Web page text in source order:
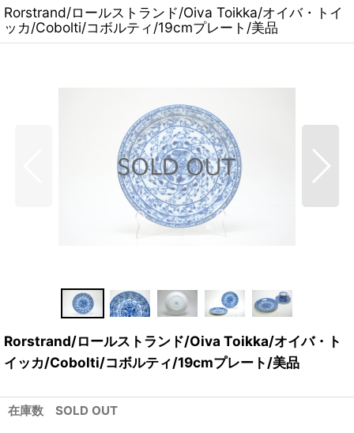
Rorstrand/ロールストランド/Oiva Toikka/オイバ・トイ
ッカ/Cobolti/コボルティ/19cmプレート/美品
Rorstrand/ロールストランド/Oiva Toikka/オイバ・ト
イッカ/Cobolti/コボルティ/19cmプレート/美品
在庫数 SOLD OUT